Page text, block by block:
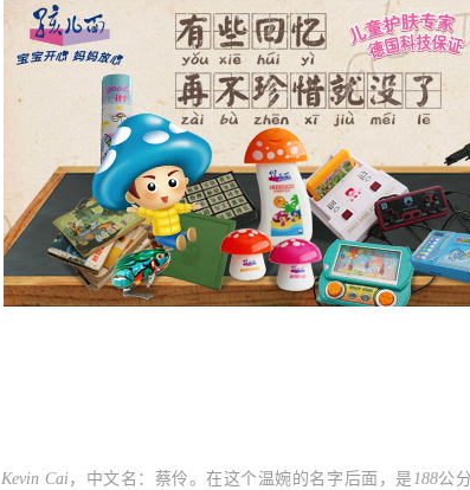
Kevin Cai，中文名：蔡伶。在这个温婉的名字后面，是 188公